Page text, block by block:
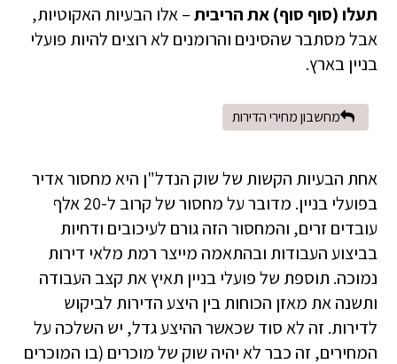
תעלו (סוף סוף) את הריבית– אלו הבעיות האקוטיות,
אבל מסתבר שהסינים והרומנים לא רוצים להיות פועלי
בניין בארץ.
מחשבון מחירי הדירות
אחת הבעיות הקשות של שוק הנדל"ן היא מחסור אדיר
בפועלי בניין. מדובר על מחסור של קרוב ל-20 אלף
עובדים זרים, והמחסור הזה גורם לעיכובים ודחיות
בביצוע העבודות ובהתאמה מייצר רמת מלאי דירות
נמוכה. תוספת של פועלי בניין תאיץ את קצב העבודה
ותשנה את מאזן הכוחות בין היצע הדירות לביקוש
לדירות. זה לא סוד שכאשר ההיצע גדל, יש השלכה על
המחירים, זה כבר לא יהיה שוק של מוכרים (בו המוכרים